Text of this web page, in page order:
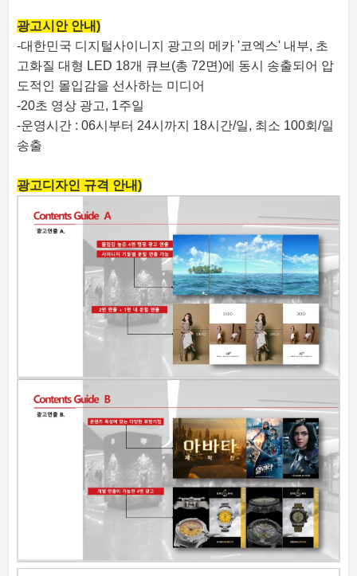
광고시안 안내)
-대한민국 디지털사이니지 광고의 메카 '코엑스' 내부, 초
고화질 대형 LED 18개 큐브(총 72면)에 동시 송출되어 압
도적인 몰입감을 선사하는 미디어
-20초 영상 광고, 1주일
-운영시간 : 06시부터 24시까지 18시간/일, 최소 100회/일
송출
광고디자인 규격 안내)